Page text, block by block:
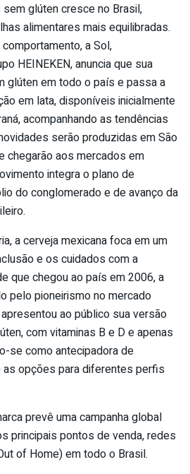
glúten cresce no Brasil,
alimentares mais equilibradas.
a Sol,
HEINEKEN, anuncia que sua
glúten em todo o país e passa a
em lata, disponíveis inicialmente
acompanhando as tendências
serão produzidas em São
chegarão aos mercados em
integra o plano de
do conglomerado e de avanço da
a cerveja mexicana foca em um
e os cuidados com a
que chegou ao país em 2006, a
pelo pioneirismo no mercado
ao público sua versão
com vitaminas B e D e apenas
se como antecipadora de
as opções para diferentes perfis
prevê uma campanha global
principais pontos de venda, redes
of Home) em todo o Brasil.